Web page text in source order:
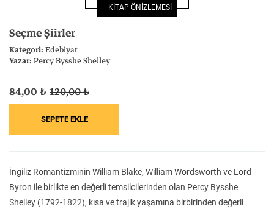
Felsefe Kesişimler
İnsan ve Toplum
Klasik Bilim
KİTAP ÖNİZLEMESİ
Seçme Şiirler
Kategori:Edebiyat
Yazar:Percy Bysshe Shelley
İngiliz Romantizminin William Blake, William Wordsworth ve Lord
Byron ile birlikte en değerli temsilcilerinden olan Percy Bysshe
Shelley (1792-1822), kısa ve trajik yaşamına birbirinden değerli
84,00 ₺ 120,00 ₺